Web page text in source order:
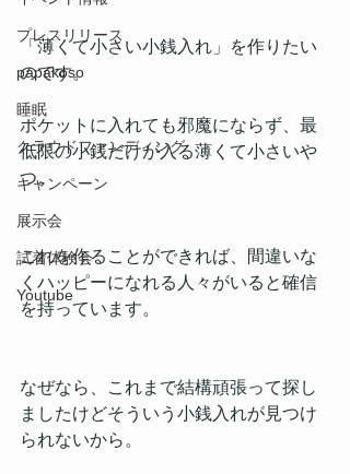
プレスリリース
papakoso
睡眠
クラウドファンディング
キャンペーン
展示会
試着体験会
Youtube
「薄くて小さい小銭入れ」を作りたい
のです。
ポケットに入れても邪魔にならず、最
低限の小銭だけが入る薄くて小さいや
つ。
これを作ることができれば、間違いな
くハッピーになれる人々がいると確信
を持っています。
なぜなら、これまで結構頑張って探し
ましたけどそういう小銭入れが見つけ
られないから。